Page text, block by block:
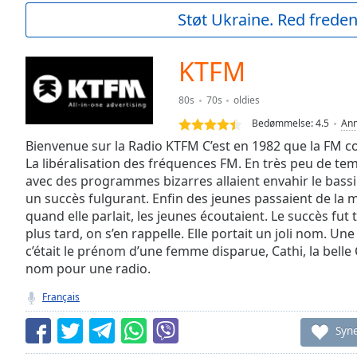
Current
Duration-:-
Loaded:
0.00%
Stream
TypeLIVE
Seek to
live,
currently
behind
LIVE
Remaining
Time-
Playback
Rate
Støt Ukraine. Red
KTFM
80s 70s
oldies
Bedømmelse:4.5
Bienvenue sur la Radio KTFM C’est en 1982 que la
La libéralisation des fréquences FM. En très peu de
avec des programmes bizarres allaient envahir le
un succès fulgurant. Enfin des jeunes passaient de la
quand elle parlait, les jeunes écoutaient. Le succès fut
plus tard, on s’en rappelle. Elle portait un joli nom.
c’était le prénom d’une femme disparue, Cathi, la belle
nom pour une radio.
Français